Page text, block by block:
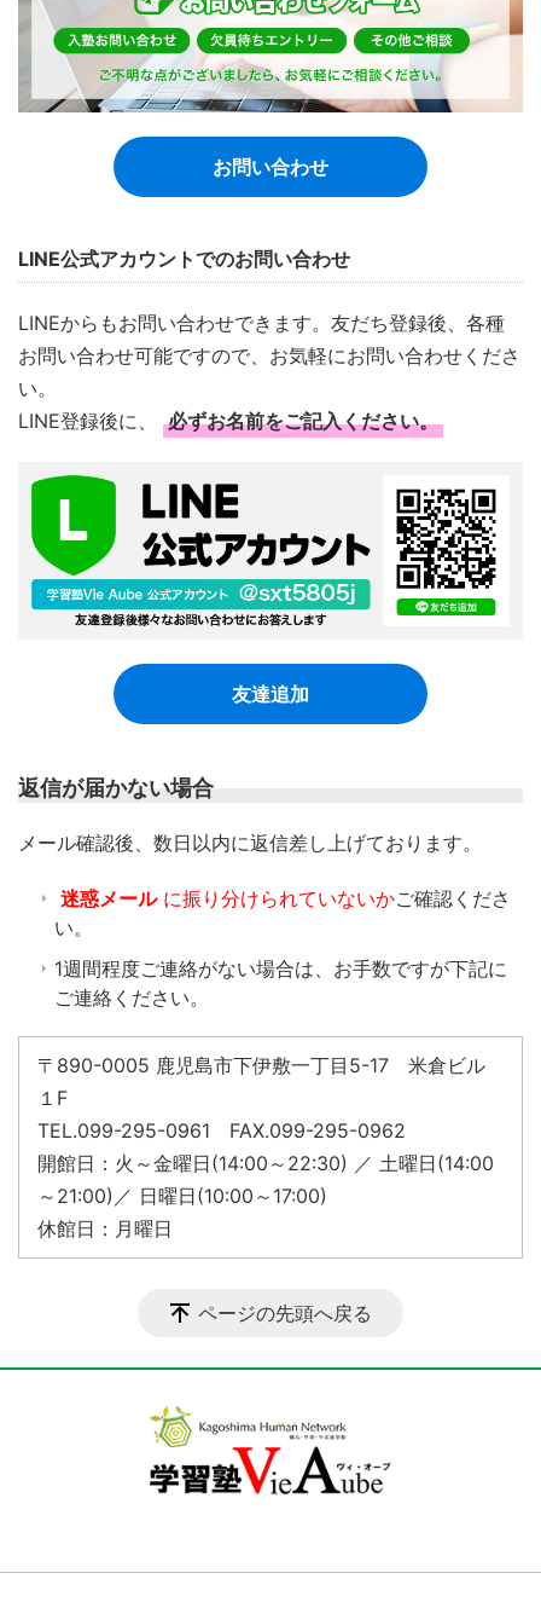
お問い合わせ
LINE公式アカウントでのお問い合わせ
LINEからもお問い合わせできます。友だち登録後、各種
お問い合わせ可能ですので、お気軽にお問い合わせくださ
い。
LINE登録後に、
必ずお名前をご記入ください。
友達追加
返信が届かない場合
​メール確認後、数日以内に返信差し上げております。
迷惑メール に振り分けられていないかご確認くださ
い。
1週間程度ご連絡がない場合は、お手数ですが下記に
ご連絡ください。
〒890-0005 鹿児島市下伊敷一丁目5-17 米倉ビル
１F
TEL.099-295-0961 FAX.099-295-0962
開館日：火～金曜日(14:00～22:30) ／ 土曜日(14:00
～21:00)／ 日曜日(10:00～17:00)
休館日：月曜日
ページの先頭へ戻る